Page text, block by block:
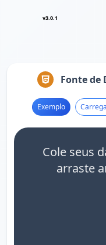
v3.0.1
Fonte de
Exemplo
Cole seus
arraste